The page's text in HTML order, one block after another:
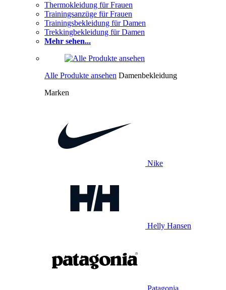
Thermokleidung für Frauen
Trainingsanzüge für Frauen
Trainingsbekleidung für Damen
Trekkingbekleidung für Damen
Mehr sehen...
Alle Produkte ansehen Damenbekleidung
Marken
Nike
Helly Hansen
Patagonia